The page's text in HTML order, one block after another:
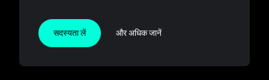
सदस्यता लें और अधिक जानें